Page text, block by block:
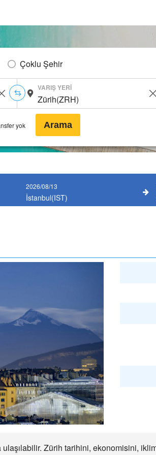
Çoklu Şehir
VARIŞ YERI
yok Arama
2026/08/13
İstanbul(IST)
Zürih tarihini, ekonomisini,